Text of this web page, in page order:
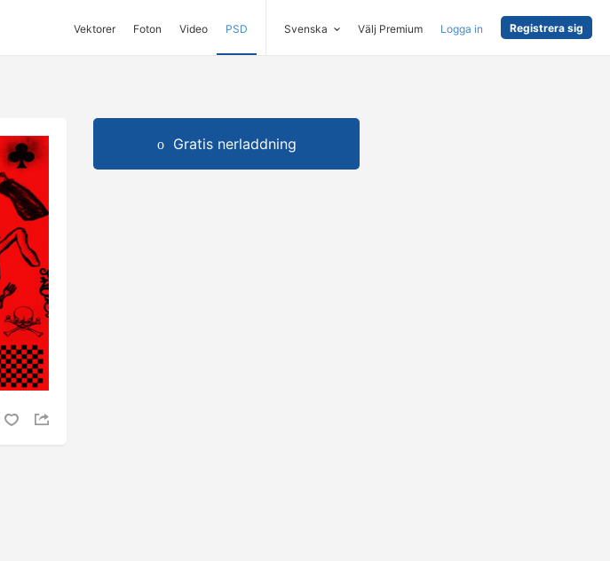
Vektorer Foton Video PSD Svenska Välj Premium Logga in Registrera sig
Gratis nerladdning